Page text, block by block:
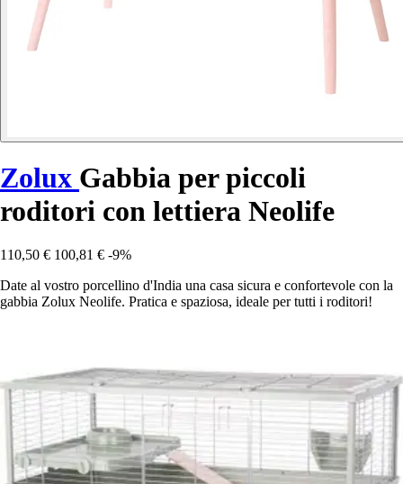
Zolux Gabbia per piccoli
roditori con lettiera Neolife
110,50 € 100,81 € -9%
Date al vostro porcellino d'India una casa sicura e confortevole con la
gabbia Zolux Neolife. Pratica e spaziosa, ideale per tutti i roditori!